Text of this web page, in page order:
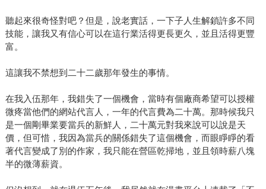
聽起來很奇怪對吧？但是，說老實話，一下子人生解鎖許多不同
技能，讓我又有信心可以在這行業活得更長更久，並且活得更豐
富。
這讓我不禁想到二十二歲那年發生的事情。
在我入伍那年，我錯失了一個機會，當時有個廠商希望可以授權
微疼當他們的網站代言人，一年的代言費為二十萬。那時候我只
是一個剛畢業要當兵的新鮮人，二十萬元對我來說可以說是天
價，但可惜，我因為當兵的關係錯失了這個機會，而眼睜睜的看
著代言變成了別的作家，我只能在營區乾掃地，並且領時薪八塊
半的微薄薪資。